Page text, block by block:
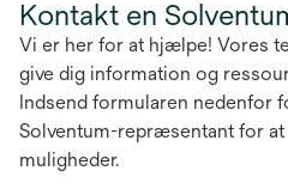
Kontakt en
Vi er her for at hjælpe! Vores
give dig information og
Indsend formularen nedenfor
Solventum-repræsentant for
muligheder.